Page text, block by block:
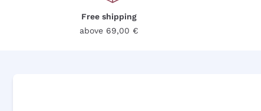
Free shipping
above 69,00 €